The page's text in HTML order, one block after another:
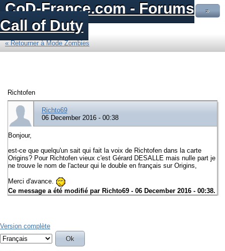
CoD-France.com - Forums
Call of Duty
»
« Retourner à Mode Zombies
Richtofen
Richto69
06 December 2016 - 00:38
Bonjour,
est-ce que quelqu'un sait qui fait la voix de Richtofen dans la carte
Origins? Pour Richtofen vieux c'est Gérard DESALLE mais nulle part je
ne trouve le nom de l'acteur qui le double en français sur Origins,
Merci d'avance.
Ce message a été modifié par Richto69 - 06 December 2016 - 00:38.
Version complète